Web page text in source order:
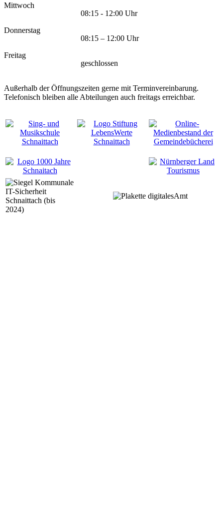
Mittwoch
08:15 - 12:00 Uhr
Donnerstag
08:15 – 12:00 Uhr
Freitag
geschlossen
Außerhalb der Öffnungszeiten gerne mit Terminvereinbarung.
Telefonisch bleiben alle Abteilungen auch freitags erreichbar.